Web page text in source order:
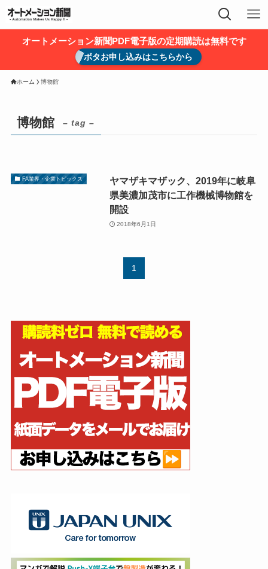
オートメーション新聞PDF電子版の定期購読は無料です
ボタお申し込みはこちらから
ホーム 博物館
博物館 – tag –
FA業界・企業トピックス
ヤマザキマザック、2019年に岐阜
県美濃加茂市に工作機械博物館を
開設
2018年6月1日
1